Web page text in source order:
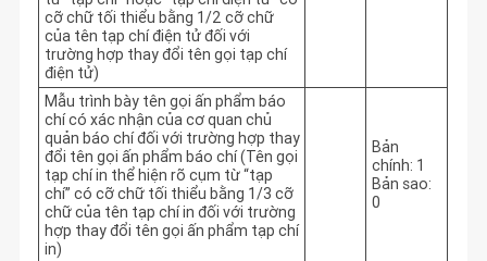
cỡ chữ tối thiểu bằng 1/2 cỡ chữ
của tên tạp chí điện tử đối với
trường hợp thay đổi tên gọi tạp chí
điện tử)
Mẫu trình bày tên gọi ấn phẩm báo
chí có xác nhận của cơ quan chủ
quản báo chí đối với trường hợp thay
đổi tên gọi ấn phẩm báo chí (Tên gọi
tạp chí in thể hiện rõ cụm từ “tạp
chí” có cỡ chữ tối thiểu bằng 1/3 cỡ
chữ của tên tạp chí in đối với trường
hợp thay đổi tên gọi ấn phẩm tạp chí
in)
Bản
chính: 1
Bản sao:
0